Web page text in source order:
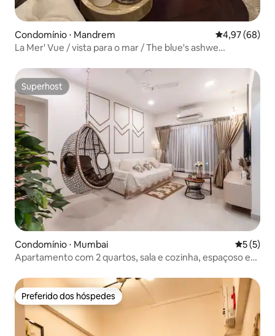
Condomínio ⋅ Mandrem 4,97 de uma
4,97 (68)
La Mer' Vue / vista para o mar / The blue's ashwe
Superhost
Superhost
Condomínio ⋅ Mumbai 5 de
5 (5)
Apartamento com 2 quartos, sala e cozinha, espaçoso e
Preferido dos hóspedes
Preferido dos hóspedes